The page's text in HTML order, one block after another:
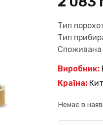
Тип
Тип
Споживана
Виробник:
Країна:
Немає в